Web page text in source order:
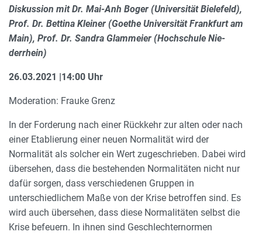
Diskussion mit Dr. Mai-Anh Boger (Universität Bielefeld),
Prof. Dr. Bettina Kleiner (Goethe Universität Frankfurt am
Main), Prof. Dr. Sandra Glammeier (Hochschule Nie­
derrhein)
26.03.2021 |14:00 Uhr
Moderation: Frauke Grenz
In der Forderung nach einer Rückkehr zur alten oder nach
einer Etablierung einer neuen Normalität wird der
Normalität als solcher ein Wert zugeschrieben. Dabei wird
übersehen, dass die bestehenden Normalitäten nicht nur
dafür sorgen, dass verschiedenen Gruppen in
unterschiedlichem Maße von der Krise betroffen sind. Es
wird auch übersehen, dass diese Normalitäten selbst die
Krise befeuern. In ihnen sind Geschlechternormen